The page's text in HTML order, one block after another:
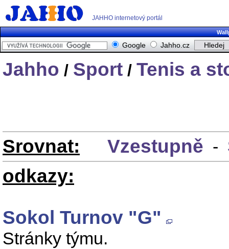
JAHHO internetový portál
Google Jahho.cz
Jahho / Sport / Tenis a
Srovnat: Vzestupně -
odkazy:
Sokol Turnov "G"
Stránky týmu.